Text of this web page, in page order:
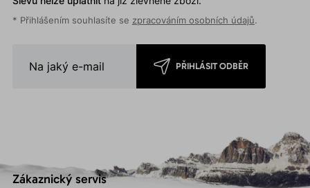
* Přihlášením souhlasíte se zpracováním osobních údajů.
PŘIHLÁSIT ODBĚR
Zákaznický servis